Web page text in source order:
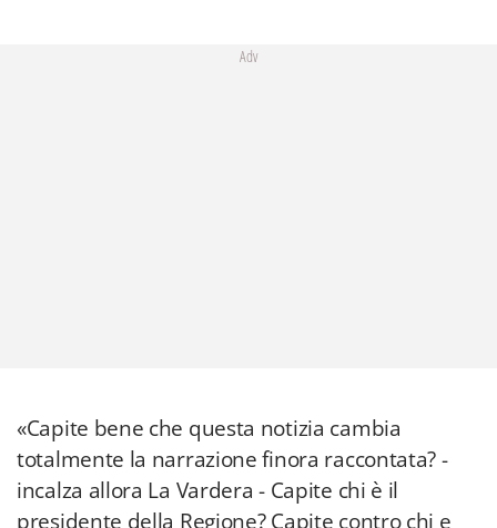
Adv
«Capite bene che questa notizia cambia
totalmente la narrazione finora raccontata? -
incalza allora La Vardera - Capite chi è il
presidente della Regione? Capite contro chi e